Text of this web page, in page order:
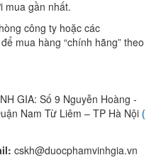
mua gần nhất.
công ty hoặc các
mua hàng “chính hãng” theo
GIA: Số 9 Nguyễn Hoàng -
Nam Từ Liêm – TP Hà Nội (
cskh@duocphamvinhgia.vn